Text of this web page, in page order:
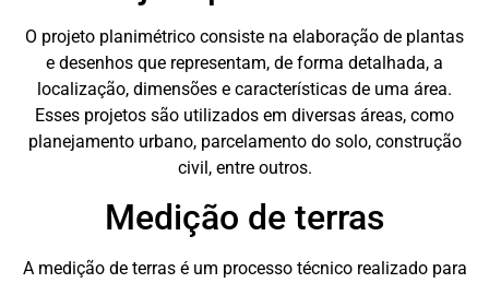
O projeto planimétrico consiste na elaboração de plantas
e desenhos que representam, de forma detalhada, a
localização, dimensões e características de uma área.
Esses projetos são utilizados em diversas áreas, como
planejamento urbano, parcelamento do solo, construção
civil, entre outros.
Medição de terras
A medição de terras é um processo técnico realizado para